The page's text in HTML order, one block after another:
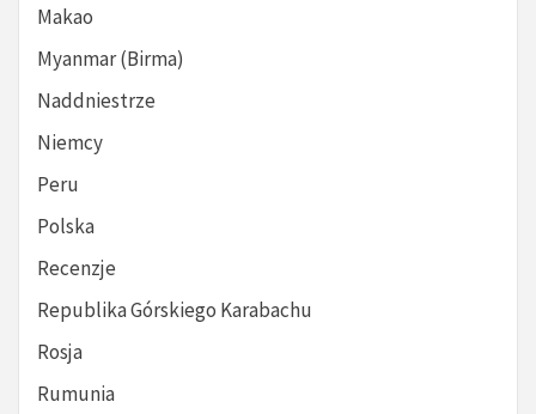
Makao
Myanmar (Birma)
Naddniestrze
Niemcy
Peru
Polska
Recenzje
Republika Górskiego Karabachu
Rosja
Rumunia